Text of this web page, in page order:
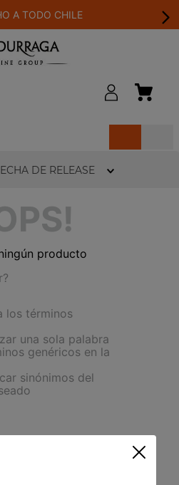
A TODO CHILE
DE RELEASE
producto
los términos
una sola palabra
genéricos en la
sinónimos del